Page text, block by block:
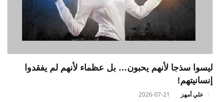
ليسوا سذجا لأنهم يحبون… بل عظماء لأنهم لم يفقدوا
إنسانيتهم!
علي أمهز 2026-07-21